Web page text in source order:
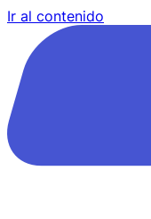
Ir al contenido